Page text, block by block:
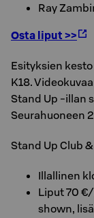
Ray
Osta liput >>
Esityksien
K18.
Stand Up -illan
Seurahuoneen
Stand Up Club
Illallinen
Liput 70
shown,